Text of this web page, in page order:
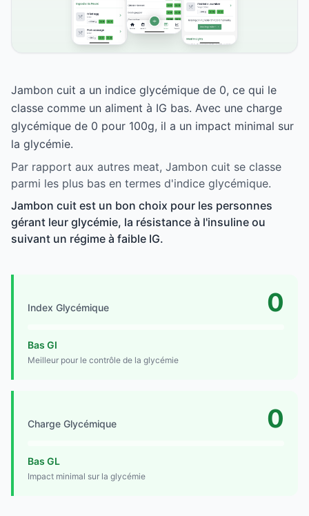
Jambon cuit a un indice glycémique de 0, ce qui le
classe comme un aliment à IG bas. Avec une charge
glycémique de 0 pour 100g, il a un impact minimal sur
la glycémie.
Par rapport aux autres meat, Jambon cuit se classe
parmi les plus bas en termes d'indice glycémique.
Jambon cuit est un bon choix pour les personnes
gérant leur glycémie, la résistance à l'insuline ou
suivant un régime à faible IG.
Index Glycémique 0
Bas GI
Meilleur pour le contrôle de la glycémie
Charge Glycémique 0
Bas GL
Impact minimal sur la glycémie